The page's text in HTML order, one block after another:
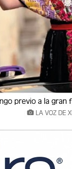
Civil (PNC)
Durante
Civil
EN
y la Policía
Huehuet
y la Policía
La Democracia,